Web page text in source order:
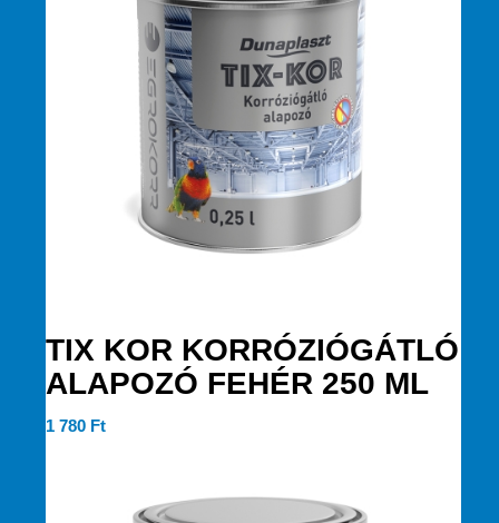
TIX KOR KORRÓZIÓGÁTLÓ
ALAPOZÓ FEHÉR 250 ML
1 780 Ft